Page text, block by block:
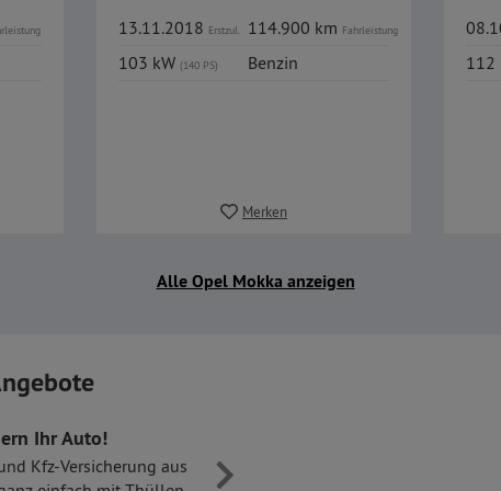
13.11.2018 Erstzul. 114.900 km Fahrleistung
103 kW (140 PS) Benzin
Merken
112
Alle Opel Mokka anzeigen
Ihr Auto!
Kfz-Versicherung aus